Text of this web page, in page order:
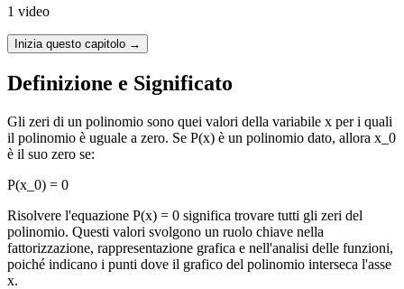
1 video
Inizia questo capitolo →
Definizione e Significato
Gli zeri di un polinomio sono quei valori della variabile x per i quali
il polinomio è uguale a zero. Se P(x) è un polinomio dato, allora x_0
è il suo zero se:
P(x_0) = 0
Risolvere l'equazione P(x) = 0 significa trovare tutti gli zeri del
polinomio. Questi valori svolgono un ruolo chiave nella
fattorizzazione, rappresentazione grafica e nell'analisi delle funzioni,
poiché indicano i punti dove il grafico del polinomio interseca l'asse
x.